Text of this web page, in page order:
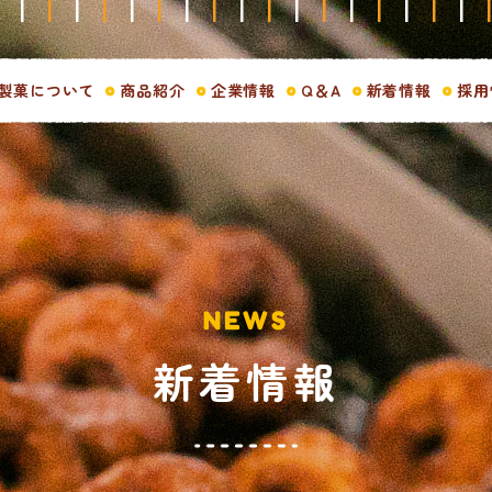
菓について 商品紹介 企業情報 Q＆A 新着情報 採
NEWS
新着情報